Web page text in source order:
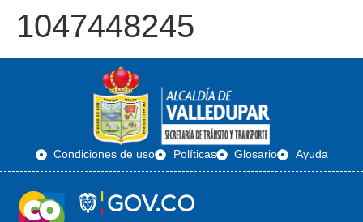
1047448245
Condiciones de uso Políticas Glosario Ayuda